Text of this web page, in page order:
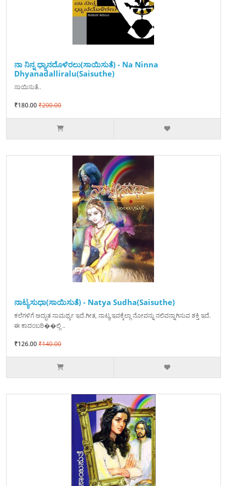
ನಾ ನಿನ್ನ ಧ್ಯಾನದೊಳಿರಲು(ಸಾಯಿಸುತೆ) - Na Ninna
Dhyanadalliralu(Saisuthe)
ಸಾಯಿಸುತೆ..
₹180.00₹200.00
ನಾಟ್ಯಸುಧಾ(ಸಾಯಿಸುತೆ) - Natya Sudha(Saisuthe)
ಕಲೆಗಳಿಗೆ ಅದ್ಭುತ ಸಾಮರ್ಥ್ಯ ಇದೆ.ಗೀತ, ನಾಟ್ಯ,ಇವಕ್ಕೆಲ್ಲಾ ನೋವನ್ನು ನಲಿವನ್ನಾಗಿಸುವ ಶಕ್ತಿ ಇದೆ.
ಈ ಕಾದಂಬರಿ��ಲ್ಲಿ ..
₹126.00₹140.00